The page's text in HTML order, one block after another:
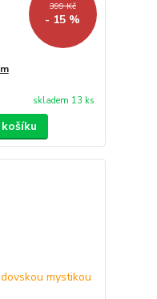
399 Kč
- 15 %
skladem 13 ks